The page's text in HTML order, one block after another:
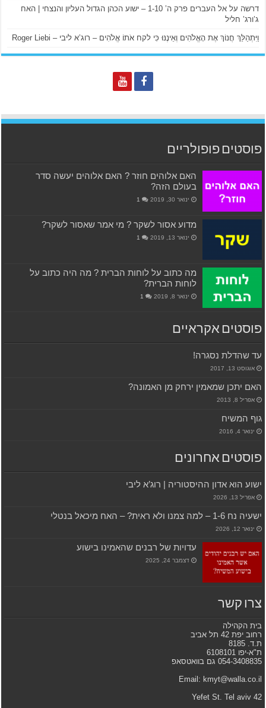
דרשה על אל העברים פרק ה’ 1-10 – ישוע הכהן הגדול העליון והנצחי | האח
ג’ורג’ חליל
וַיִּתְהַלֵּךְ חֲנוֹךְ אֶת הָאֱלֹהִים וְאֵינֶנּוּ כִּי לקח אֹתוֹ אֱלֹהִים – רוג’א ליבי – Roger Liebi
פוסטים פופולריים
האם אלוהים חוזר ? האם אלוהים יעשה סדר
בעולם הזה?
ינואר 30, 2019 1
מדוע אסור לשקר ? מי אמר שאסור לשקר?
ינואר 13, 2019 1
מה כתוב על לוחות הברית ? מה היה כתוב על
לוחות הברית?
ינואר 8, 2019 1
פוסטים אקראיים
עד שהדלת נסגרה!
אוגוסט 13, 2017
האם יתכן שמאמין ירחק מן האמונה?
אפריל 8, 2013
גוף המשיח
ינואר 4, 2016
פוסטים אחרונים
ישוע הוא אדון ההיסטוריה | רוג’א ליבי
אפריל 13, 2026
ישעיה נח 1-6 – למה צמנו ולא ראית? – האח מיכאל בנטלי
ינואר 12, 2026
עדויות של רבנים שהאמינו בישוע
דצמבר 24, 2025
צרו קשר
בית הקהילה
רחוב יפת 42 תל אביב
ת.ד. 8185
ת"א-יפו 6108101
054-3408835 גם בוואטסאפ
Email: kmyt@walla.co.il
42 Yefet St. Tel aviv